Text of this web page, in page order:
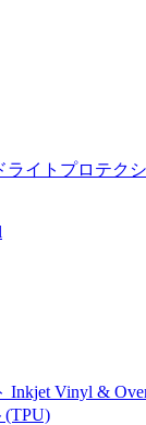
イトプロテク
Vinyl &
(TPU)